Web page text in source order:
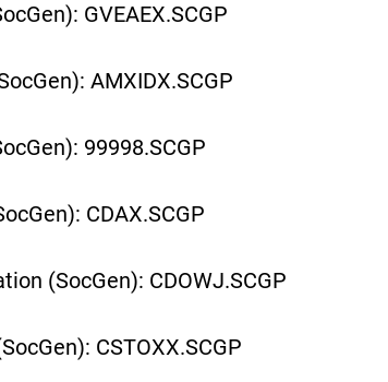
GVEAEX.SCGP
AMXIDX.SCGP
99998.SCGP
CDAX.SCGP
(SocGen): CDOWJ.SCGP
CSTOXX.SCGP